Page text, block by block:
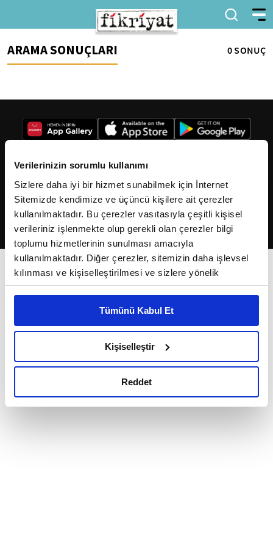
Verilerinizin sorumlu kullanımı
Sizlere daha iyi bir hizmet sunabilmek için İnternet
Sitemizde kendimize ve üçüncü kişilere ait çerezler
kullanılmaktadır. Bu çerezler vasıtasıyla çeşitli kişisel
verileriniz işlenmekte olup gerekli olan çerezler bilgi
toplumu hizmetlerinin sunulması amacıyla
kullanılmaktadır. Diğer çerezler, sitemizin daha işlevsel
kılınması ve kişiselleştirilmesi ve sizlere yönelik
reklam/pazarlama faaliyetlerinin yapılması, amaçlarıyla
Çerezlere ilişkin tercihlerinizi çerez paneli vasıtasıyla
belirleyebilirsiniz. Çerezlere ilişkin detaylı bilgi için
Ayarlar butonuna tıklayabilir,Çerez Bilgilendirme
Metnimizi ziyaret edebilirsiniz.
okumak ve sitemizi ziyaretiniz kapsamında
Tümünü Kabul Et
Kişiselleştir
Reddet
ARAMA SONUÇLARI 0 SONUÇ
2026Fikriyat. Tüm hakları saklıdır.